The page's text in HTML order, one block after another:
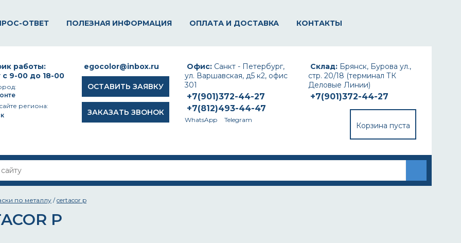
ОТВЕТ ПОЛЕЗНАЯ ИНФОРМАЦИЯ ОПЛАТА И ДОСТАВКА КОНТАКТЫ
Склад: Брянск, Бурова ул.,
стр. 20/18 (терминал ТК
Деловые Линии)
+7(901)372-44-27
Корзина пуста
Офис: Санкт - Петербург,
ул. Варшавская, д5 к2, офис
301
+7(901)372-44-27
+7(812)493-44-47
WhatsApp Telegram
egocolor@inbox.ru
ОСТАВИТЬ ЗАЯВКУ
ЗАКАЗАТЬ ЗВОНОК
работы:
с 9-00 до 18-00
региона:
по металлу /certacor p
P